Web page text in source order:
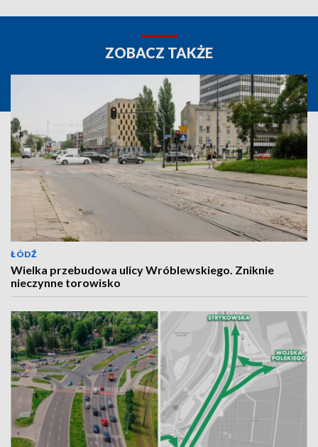
ZOBACZ TAKŻE
ŁÓDŹ
Wielka przebudowa ulicy Wróblewskiego. Zniknie
nieczynne torowisko